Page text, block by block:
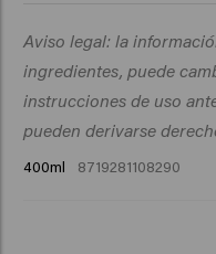
Glucoside, Guar
Sodium Chloride,
Oleate, Sodium
Glyceryl Laurate, Citric
Ficus-Indica Stem
abundante agua y
Aviso legal: la
ingredientes, puede
instrucciones de uso
pueden derivarse
400ml 8719281108290